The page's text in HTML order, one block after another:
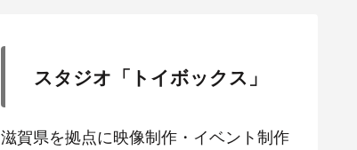
スタジオ「トイボックス」
滋賀県を拠点に映像制作・イベント制作